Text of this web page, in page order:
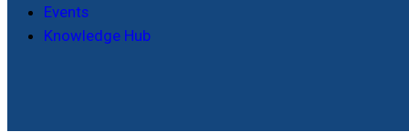
Events
Knowledge Hub